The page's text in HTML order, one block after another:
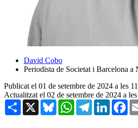
David Cobo
Periodista de Societat i Barcelona a
Publicat el 01 de setembre de 2024 a les
Actualitzat el 02 de setembre de 2024 a
Share X BlueskyWhatsAppTelegramLinkedIn